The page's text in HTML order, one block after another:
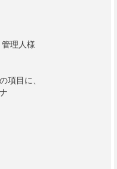
理人様
項目に、